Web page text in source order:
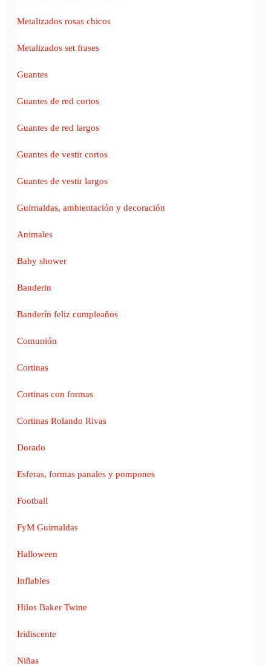
Metalizados rosas chicos
Metalizados set frases
Guantes
Guantes de red cortos
Guantes de red largos
Guantes de vestir cortos
Guantes de vestir largos
Guirnaldas, ambientación y decoración
Animales
Baby shower
Banderin
Banderín feliz cumpleaños
Comunión
Cortinas
Cortinas con formas
Cortinas Rolando Rivas
Dorado
Esferas, formas panales y pompones
Football
FyM Guirnaldas
Halloween
Inflables
Hilos Baker Twine
Iridiscente
Niñas